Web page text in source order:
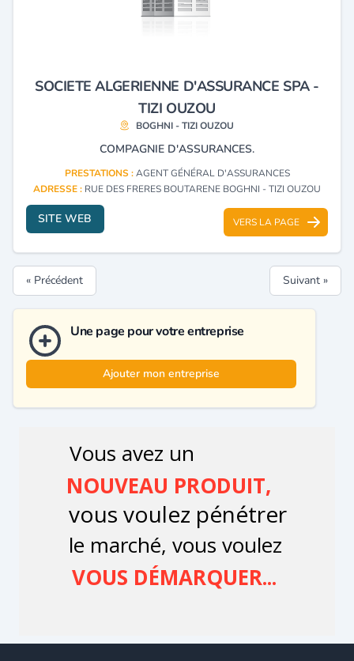
SOCIETE ALGERIENNE D'ASSURANCE SPA -
TIZI OUZOU
BOGHNI - TIZI OUZOU
COMPAGNIE D'ASSURANCES.
PRESTATIONS :AGENT GÉNÉRAL D'ASSURANCES
ADRESSE : RUE DES FRERES BOUTARENE BOGHNI - TIZI OUZOU
SITE WEB VERS LA PAGE
« Précédent Suivant »
Une page pour votre entreprise
Ajouter mon entreprise